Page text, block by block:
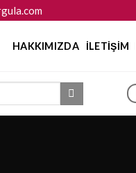
HAKKIMIZDA İLETIŞIM